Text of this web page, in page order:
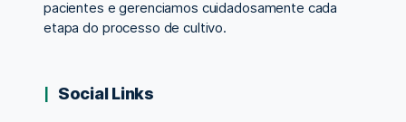
pacientes e gerenciamos cuidadosamente cada
etapa do processo de cultivo.
Social Links